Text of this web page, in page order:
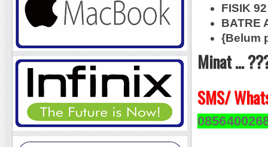
FISIK
BATRE
{Belum
Minat ...
SMS/